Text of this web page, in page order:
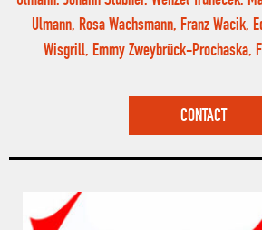
Ulmann, Rosa Wachsmann, Franz Wacik,
Wisgrill, Emmy Zweybrück-Prochaska,
CONTACT